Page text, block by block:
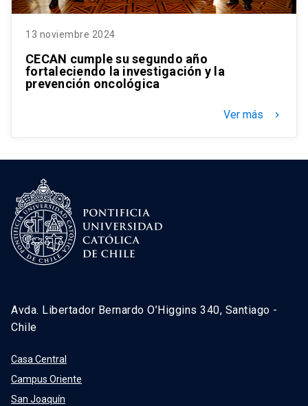
13 noviembre 2024
CECAN cumple su segundo año
fortaleciendo la investigación y la
prevención oncológica
Ver más keyboard_arrow_right
Avda. Libertador Bernardo O’Higgins 340, Santiago -
Chile
Casa Central
Campus Oriente
San Joaquín